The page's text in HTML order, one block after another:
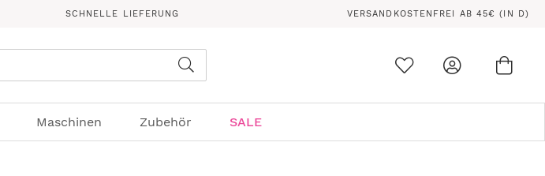
SCHNELLE LIEFERUNG VERSANDKOSTENFREI AB 45€ (IN D)
Maschinen Zubehör SALE